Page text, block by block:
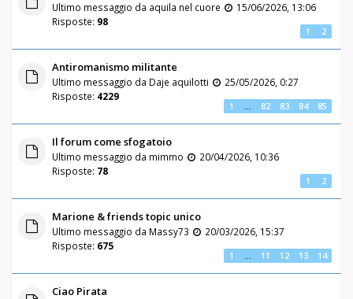
Ultimo messaggio da aquila nel cuore
15/06/2026, 13:06
Risposte: 98
1 2
Antiromanismo militante
Ultimo messaggio da Daje aquilotti
25/05/2026, 0:27
Risposte: 4229
1 … 82 83 84 85
Il forum come sfogatoio
Ultimo messaggio da mimmo
20/04/2026, 10:36
Risposte: 78
1 2
Marione & friends topic unico
Ultimo messaggio da Massy73
20/03/2026, 15:37
Risposte: 675
1 … 11 12 13 14
Ciao Pirata